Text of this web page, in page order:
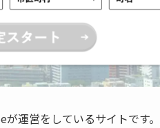
運営をしているサイトです。